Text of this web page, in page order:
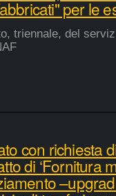
per le
triennale, del
con richiesta
di ‘Fornitura